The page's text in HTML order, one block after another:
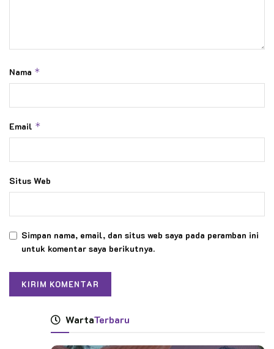
Nama *
Email *
Situs Web
Simpan nama, email, dan situs web saya pada peramban ini
untuk komentar saya berikutnya.
WartaTerbaru